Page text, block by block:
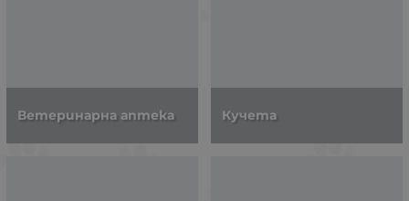
Ветеринарна аптека Кучета